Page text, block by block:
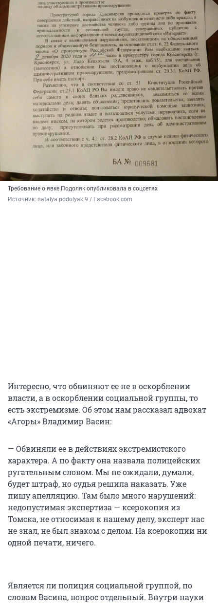
Требование о явке Подоляк опубликовала в соцсетях
Источник: natalya.podolyak.9 / Facebook.com
Интересно, что обвиняют ее не в оскорблении
власти, а в оскорблении социальной группы, то
есть экстремизме. Об этом нам рассказал адвокат
«Агоры» Владимир Васин:
— Обвиняли ее в действиях экстремистского
характера. А по факту она назвала полицейских
ругательным словом. Мы не ожидали, думали,
будет штраф, но судья решила наказать. Уже
пишу апелляцию. Там было много нарушений:
недопустимая экспертиза — ксерокопия из
Томска, не относимая к нашему делу, эксперт нас
не знал, не был знаком с делом. На ксерокопии ни
одной печати, ничего.
Является ли полиция социальной группой, по
словам Васина, вопрос отдельный. Внутри науки